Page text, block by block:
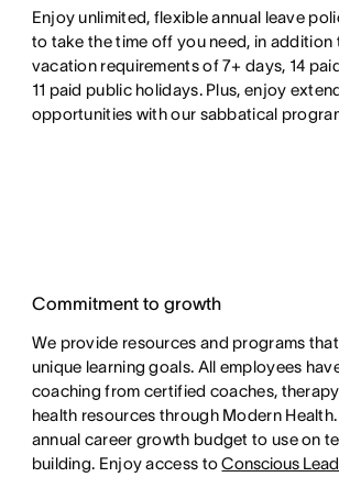
Enjoy unlimited, flexible annual leave
to take the time off you need, in
vacation requirements of 7+ days, 14
11 paid public holidays. Plus, enjoy
opportunities with our sabbatical
Commitment to growth
We provide resources and programs
unique learning goals. All employees
coaching from certified coaches,
health resources through Modern Health.
annual career growth budget to use on
building. Enjoy access toConscious